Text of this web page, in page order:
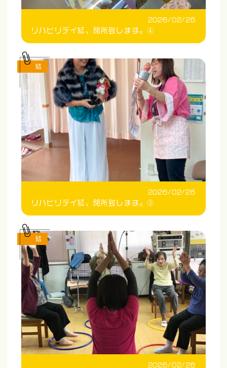
2026/02/26
リハビリデイ結、閉所致します。④
2026/02/26
リハビリデイ結、閉所致します。③
結
2026/02/26
結